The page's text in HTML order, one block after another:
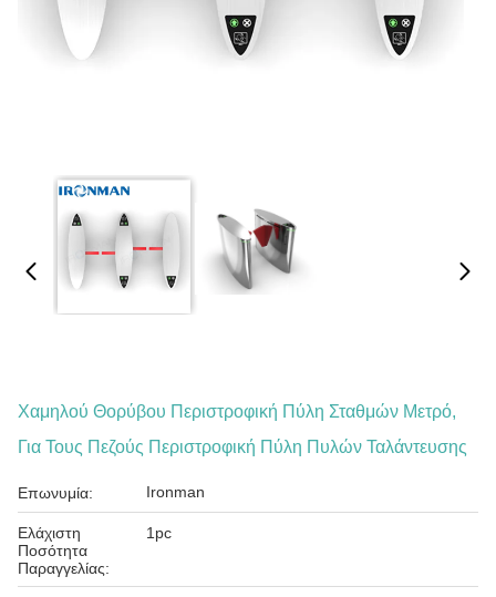
Χαμηλού Θορύβου Περιστροφική Πύλη Σταθμών Μετρό,
Για Τους Πεζούς Περιστροφική Πύλη Πυλών Ταλάντευσης
Επωνυμία: Ironman
Ελάχιστη
Ποσότητα
Παραγγελίας:
1pc